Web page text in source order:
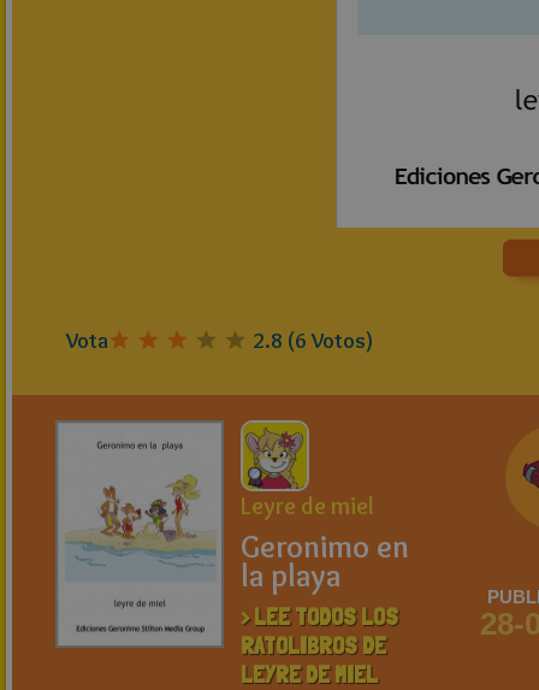
Vota 2.8 (6Votos)
Leyre de miel
Geronimo en
la playa
> LEE TODOS LOS
RATOLIBROS DE
LEYRE DE MIEL
28-